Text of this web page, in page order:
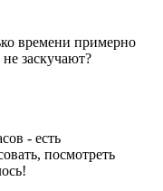
времени примерно
заскучают?
- есть
посмотреть